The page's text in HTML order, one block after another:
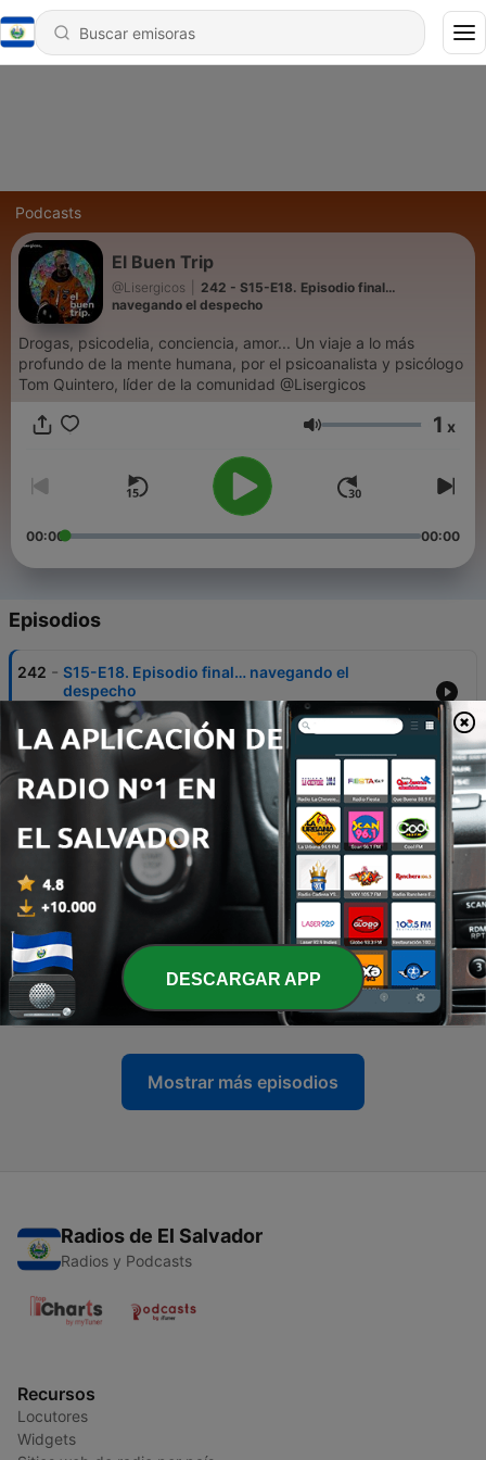
Podcasts
El Buen Trip
@Lisergicos
242 - S15-E18. Episodio final…
navegando el despecho
Drogas, psicodelia, conciencia, amor... Un viaje a lo más
profundo de la mente humana, por el psicoanalista y psicólogo
Tom Quintero, líder de la comunidad @Lisergicos
Volumen 1 x
00:00 00:00
Episodios
242 - S15-E18. Episodio final… navegando el
despecho
19 ene. 2026
241 - S15-E17. El despecho… ahora sí comienza la cosa
17 ene. 2026
240
S15-E16. El final de un vínculo como medida de
éxito
239 - S15-E15. Cuando el otro no lo acepta
15 ene. 2026
238 - S15-E14. Cómo repartimos los amigos
14 ene. 2026
Mostrar más episodios
Radios de El Salvador
Radios y Podcasts
Recursos
Locutores
Widgets
DESCARGAR APP